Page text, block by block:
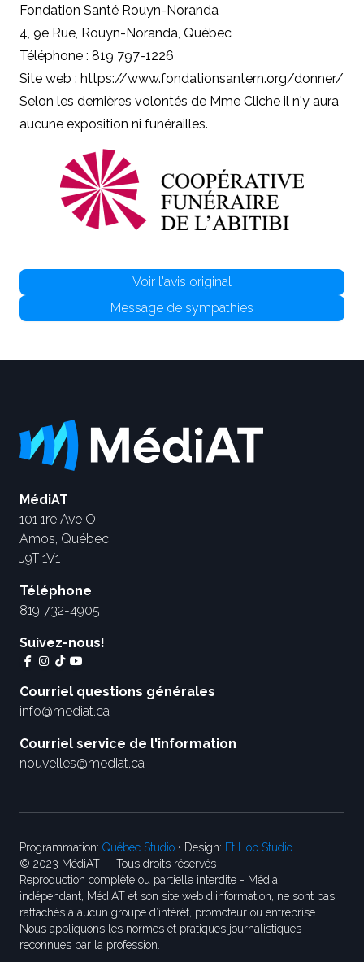
Fondation Santé Rouyn-Noranda
4, 9e Rue, Rouyn-Noranda, Québec
Téléphone : 819 797-1226
Site web : https://www.fondationsantern.org/donner/
Selon les dernières volontés de Mme Cliche il n'y aura
aucune exposition ni funérailles.
Voir l'avis original
Message de sympathies
MédiAT
101 1re Ave O
Amos, Québec
J9T 1V1
Téléphone
819 732-4905
Suivez-nous!
Courriel questions générales
info@mediat.ca
Courriel service de l'information
nouvelles@mediat.ca
Programmation: Québec Studio • Design: Et Hop Studio
© 2023 MédiAT — Tous droits réservés
Reproduction complète ou partielle interdite - Média
indépendant, MédiAT et son site web d'information, ne sont pas
rattachés à aucun groupe d’intérêt, promoteur ou entreprise.
Nous appliquons les normes et pratiques journalistiques
reconnues par la profession.